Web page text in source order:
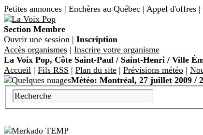
Petites annonces | Enchères au Québec | Appel
Section Membre
Ouvrir une session | Inscription
Accès organismes | Inscrire votre organisme
La Voix Pop, Côte Saint-Paul / Saint-Henri / Ville
Accueil | Fils RSS | Plan du site | Prévisions météo |
Météo: Montréal, 27 juillet 2009 /